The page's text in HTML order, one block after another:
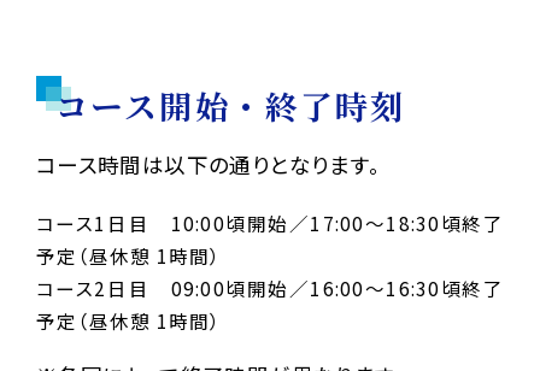
コース開始・終了時刻
コース時間は以下の通りとなります。
コース1日目 10:00頃開始／17:00〜18:30頃終了
予定（昼休憩 1時間）
コース2日目 09:00頃開始／16:00〜16:30頃終了
予定（昼休憩 1時間）